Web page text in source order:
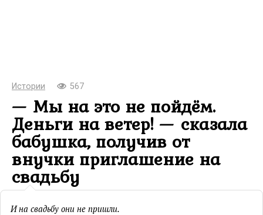
Истории 567
— Мы на это не пойдём.
Деньги на ветер! — сказала
бабушка, получив от
внучки приглашение на
свадьбу
И на свадьбу они не пришли.